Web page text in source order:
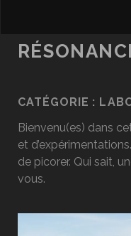
CATÉGORIE :
Bienvenu(es) dans
et
de picorer. Qui sait,
vous.